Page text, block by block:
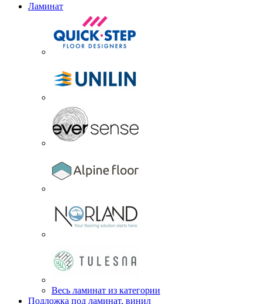
Ламинат
Весь ламинат из категории
Подложка под ламинат, винил